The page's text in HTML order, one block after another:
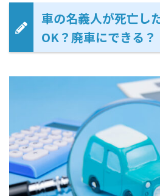
車の名義人が死亡し
OK？廃車にできる？